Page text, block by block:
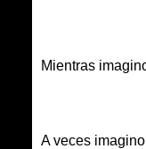
Mientras
A veces imagino